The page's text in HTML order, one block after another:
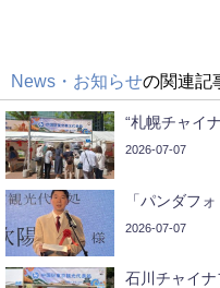
News・お知らせの関連記
“札幌チャイ
2026-07-07
「パンダフ
2026-07-07
石川チャイ